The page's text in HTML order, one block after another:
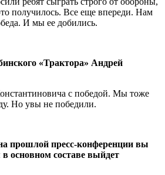
получилось. Все еще впереди. Нам
И мы ее добились.
«Трактора» Андрей
с победой. Мы тоже
Но увы не победили.
прошлой пресс-конференции вы
в основном составе выйдет